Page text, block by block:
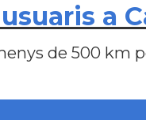
a
de 500 km